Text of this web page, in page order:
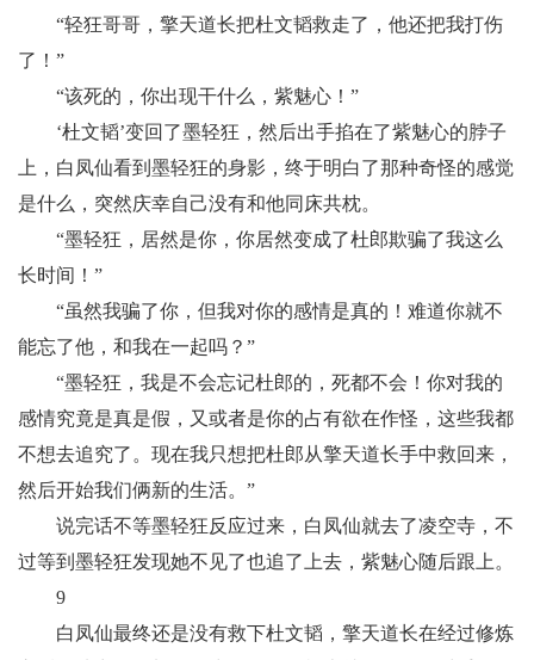
“轻狂哥哥，擎天道长把杜文韬救走了，他还把我打伤
了！”
“该死的，你出现干什么，紫魅心！”
‘杜文韬’变回了墨轻狂，然后出手掐在了紫魅心的脖子
上，白凤仙看到墨轻狂的身影，终于明白了那种奇怪的感觉
是什么，突然庆幸自己没有和他同床共枕。
“墨轻狂，居然是你，你居然变成了杜郎欺骗了我这么
长时间！”
“虽然我骗了你，但我对你的感情是真的！难道你就不
能忘了他，和我在一起吗？”
“墨轻狂，我是不会忘记杜郎的，死都不会！你对我的
感情究竟是真是假，又或者是你的占有欲在作怪，这些我都
不想去追究了。现在我只想把杜郎从擎天道长手中救回来，
然后开始我们俩新的生活。”
说完话不等墨轻狂反应过来，白凤仙就去了凌空寺，不
过等到墨轻狂发现她不见了也追了上去，紫魅心随后跟上。
9
白凤仙最终还是没有救下杜文韬，擎天道长在经过修炼